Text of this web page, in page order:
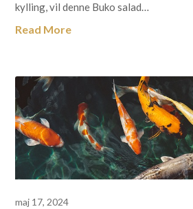
kylling, vil denne Buko salad…
Read More
maj 17, 2024